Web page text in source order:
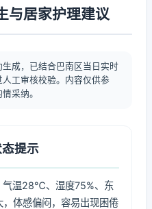
与居家护理建议
成，已结合巴南区当日实时
工审核校验。内容仅供参
采纳。
提示
气温28℃、湿度75%、东
体感偏闷，容易出现困倦